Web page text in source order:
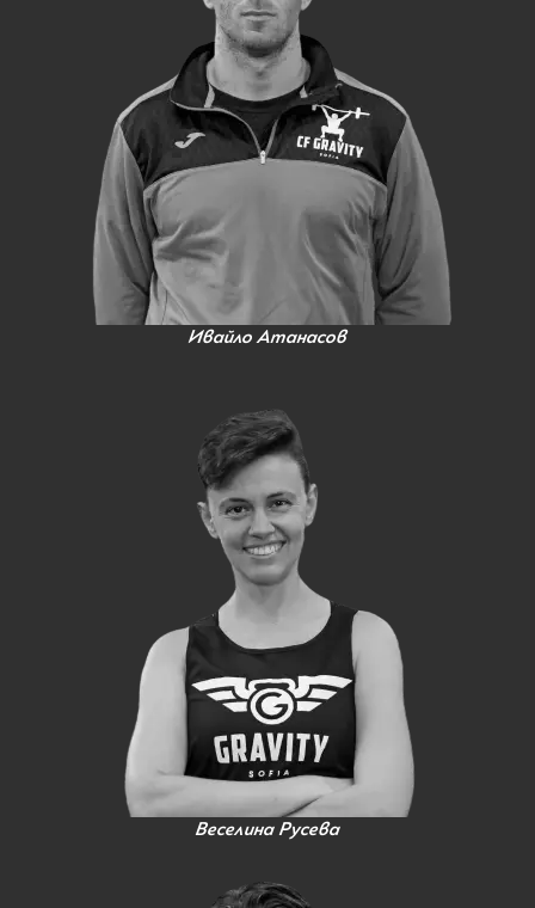
Ивайло Атанасов
Веселина Русева